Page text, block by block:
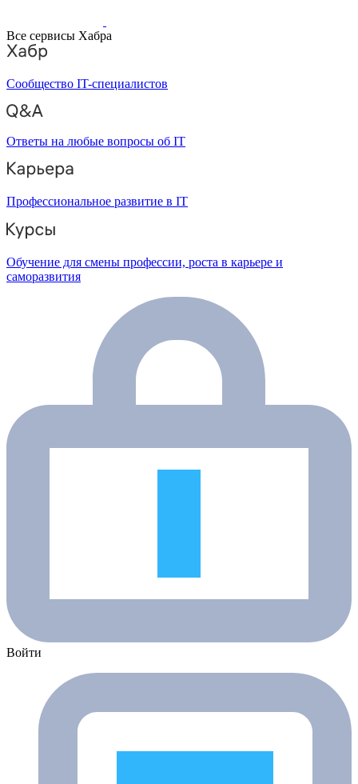
Все сервисы Хабра
Сообщество IT-специалистов
Ответы на любые вопросы об IT
Профессиональное развитие в IT
Обучение для смены профессии, роста в карьере и
саморазвития
Войти